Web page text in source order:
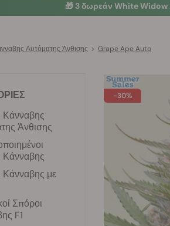
🎁 3 δωρεάν White Widow
Αυτόματης Άνθισης > Grape Ape Auto
-30%
Κάνναβης
Άνθισης
Κάνναβης
Κάνναβης με
Σπόροι
F1